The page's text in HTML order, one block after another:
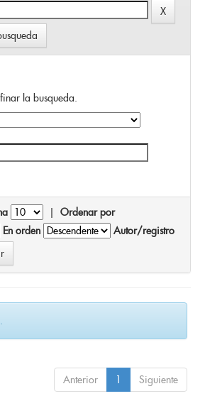
la busqueda.
| Ordenar por
En orden
Autor/registro
Anterior 1 Siguiente